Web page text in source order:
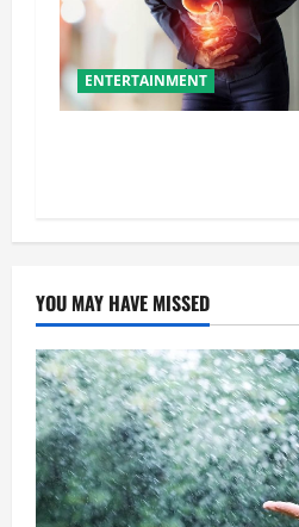
ENTERTAINMENT
YOU MAY HAVE MISSED